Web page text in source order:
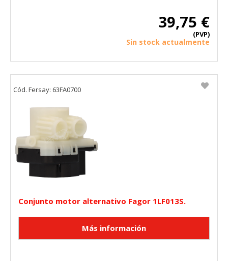
39,75 €
(PVP)
Sin stock actualmente
Conjunto motor alternativo Fagor 1LF013S.
Cód. Fersay: 63FA0700